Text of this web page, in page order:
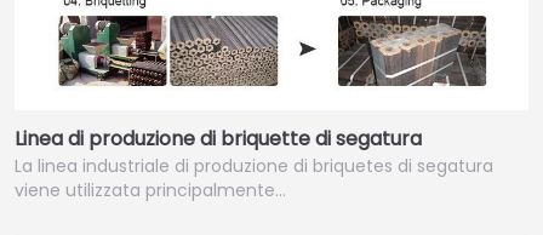
Linea di produzione di briquette di segatura
La linea industriale di produzione di briquetes di segatura
viene utilizzata principalmente…